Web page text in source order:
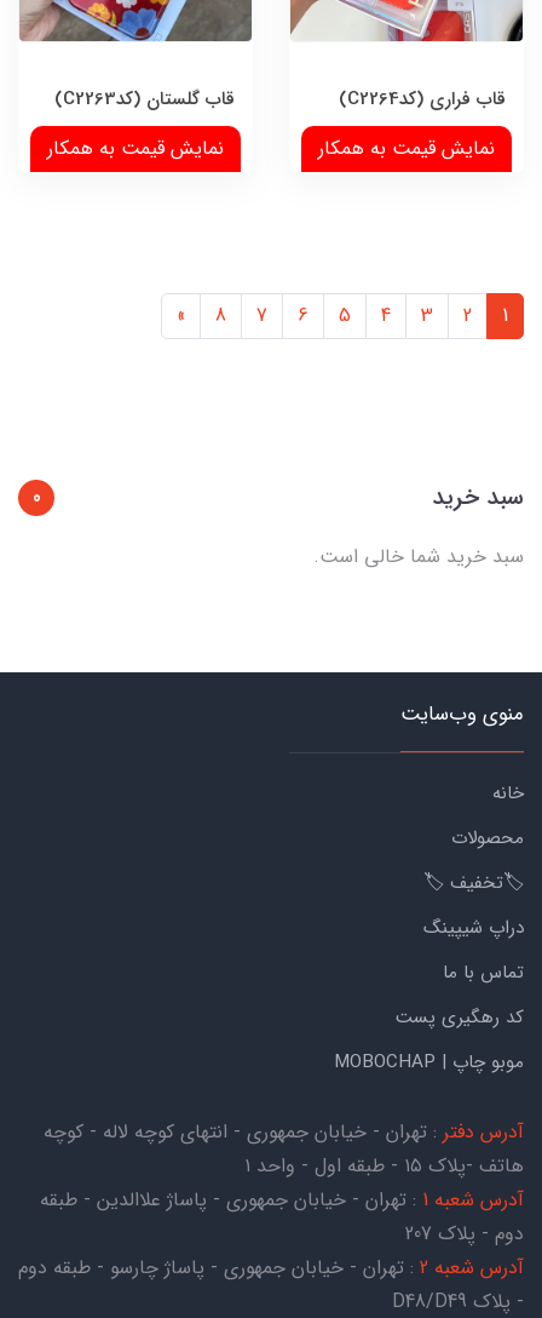
قاب فراری (کدC2264)
نمایش قیمت به همکار
قاب گلستان (کدC2263)
نمایش قیمت به همکار
1
2
3
4
5
6
7
8
»
سبد خرید
0
سبد خرید شما خالی است.
منوی وب‌سایت
خانه
محصولات
🏷️تخفیف 🏷️
دراپ شیپینگ
تماس با ما
کد رهگیری پست
موبو چاپ | MOBOCHAP
آدرس دفتر : تهران - خیابان جمهوری - انتهای کوچه لاله - کوچه
هاتف -پلاک ۱۵ - طبقه اول - واحد ۱
آدرس شعبه 1
: تهران - خیابان جمهوری - پاساژ علاالدین - طبقه
دوم - پلاک 207
آدرس شعبه 2
: تهران - خیابان جمهوری - پاساژ چارسو - طبقه دوم
- پلاک D48/D49